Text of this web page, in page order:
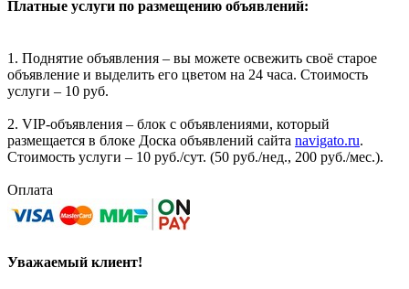
Платные услуги по размещению объявлений:
1. Поднятие объявления – вы можете освежить своё старое
объявление и выделить его цветом на 24 часа. Стоимость
услуги – 10 руб.
2. VIP-объявления – блок с объявлениями, который
размещается в блоке Доска объявлений сайта navigato.ru.
Стоимость услуги – 10 руб./сут. (50 руб./нед., 200 руб./мес.).
Оплата
Уважаемый клиент!